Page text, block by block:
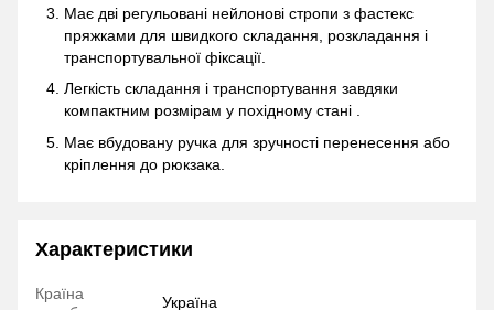
Має дві регульовані нейлонові стропи з фастекс
пряжками для швидкого складання, розкладання і
транспортувальної фіксації.
Легкість складання і транспортування завдяки
компактним розмірам у похідному стані .
Має вбудовану ручка для зручності перенесення або
кріплення до рюкзака.
Характеристики
Країна
Україна